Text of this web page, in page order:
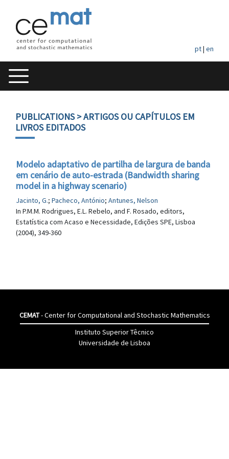
pt| en
PUBLICATIONS> ARTIGOS OU CAPÍTULOS EM
LIVROS EDITADOS
Modelo adaptativo de partilha de largura de banda
em cenário de auto-estrada (Bandwidth sharing
model in a highway scenario)
Jacinto, G.; Pacheco, António; Antunes, Nelson
In P.M.M. Rodrigues, E.L. Rebelo, and F. Rosado, editors,
Estatística com Acaso e Necessidade, Edições SPE, Lisboa
(2004), 349-360
CEMAT- Center for Computational and Stochastic Mathematics
Instituto Superior Têcnico
Universidade de Lisboa